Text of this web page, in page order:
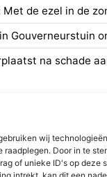
wij
Door in te
of unieke ID's op deze
de ezel in de
Gouverneurstuin
na schade